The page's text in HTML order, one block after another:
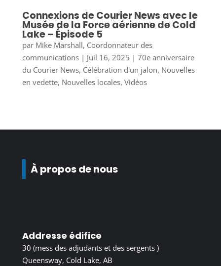
Connexions de Courier News avec le
Musée de la Force aérienne de Cold
Lake – Épisode 5
par Mike Marshall, Coordonnateur des
communications| Juil 16, 2025 | 70e anniversaire
du Courier News, Célébration d'un jalon, Nouvelles
en vedette, Nouvelles locales, Vidéos
À propos de nous
Addresse édifice
30 (mess des adjudants et des sergents )
Queensway, Cold Lake, AB